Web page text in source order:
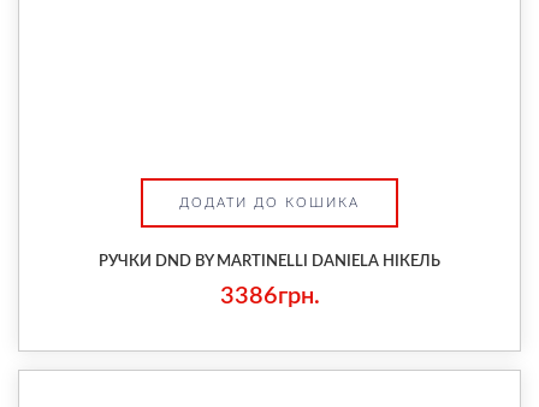
ДОДАТИ ДО КОШИКА
РУЧКИ DND BY MARTINELLI DANIELA НІКЕЛЬ
3386грн.